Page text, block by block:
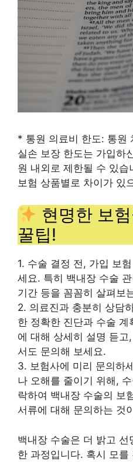
* 통원 의료비 한도: 통원
실손 보장 한도는 가입하
원 내외로 제한될 수 있
보험 상품별로 차이가 있
현명한 보
꿀팁!
1. 수술 결정 전, 가입 보
세요. 특히 백내장 수술
기간 등을 꼼꼼히 살펴보
2. 의료진과 충분히 상담
한 정확한 진단과 수술
에 대해 상세히 설명 듣고
서도 문의해 보세요.
3. 보험사에 미리 문의하
나 오해를 줄이기 위해,
락하여 백내장 수술의 보
서류에 대해 문의하는 것
백내장 수술은 더 밝고
한 과정입니다. 혹시 모